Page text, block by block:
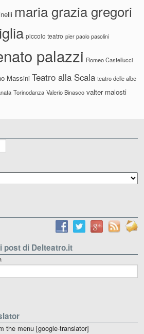
maria grazia gregori
piccolo teatro pier paolo pasolini
palazzi Romeo Castellucci
Massini Teatro alla Scala teatro delle albe
Torinodanza Valerio Binasco valter malosti
post di Delteatro.it
the menu [google-translator]